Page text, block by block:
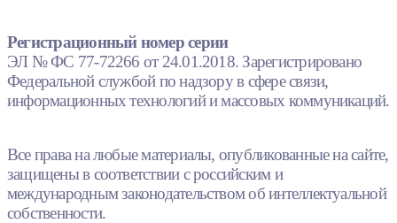
Регистрационный номер серии
ЭЛ № ФС 77-72266 от 24.01.2018. Зарегистрировано
Федеральной службой по надзору в сфере связи,
информационных технологий и массовых коммуникаций.
Все права на любые материалы, опубликованные на сайте,
защищены в соответствии с российским и
международным законодательством об интеллектуальной
собственности.